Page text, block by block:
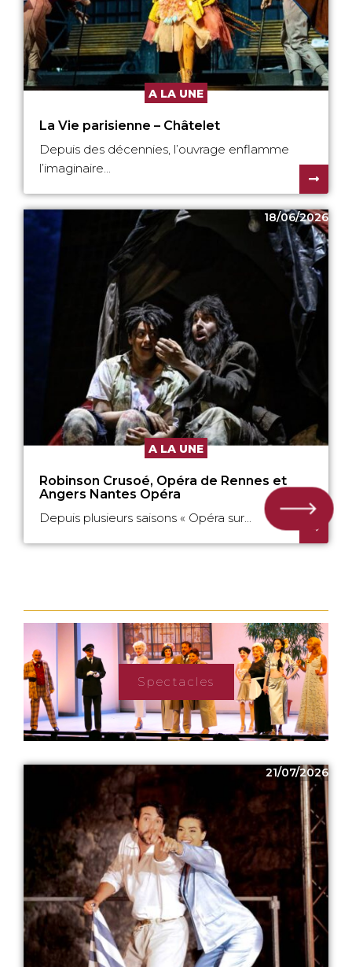
A LA UNE
La Vie parisienne – Châtelet
Depuis des décennies, l’ouvrage enflamme
l’imaginaire...
18/06/2026
A LA UNE
Robinson Crusoé, Opéra de Rennes et
Angers Nantes Opéra
Depuis plusieurs saisons « Opéra sur...
Spectacles
21/07/2026